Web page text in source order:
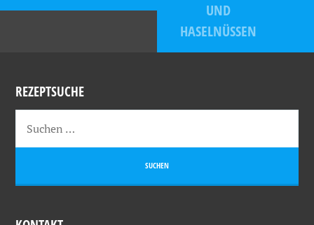
UND
HASELNÜSSEN
REZEPTSUCHE